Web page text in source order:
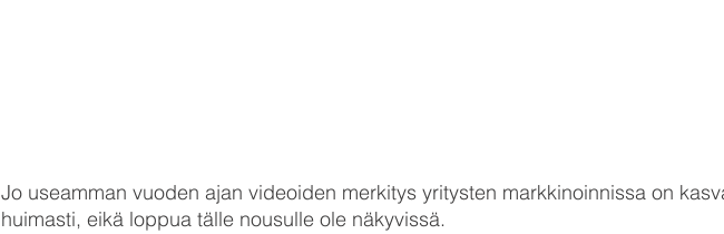
Jo useamman vuoden ajan videoiden merkitys yritysten markkinoinnissa on
huimasti, eikä loppua tälle nousulle ole näkyvissä.